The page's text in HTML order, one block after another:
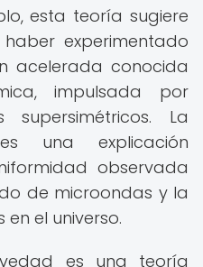
esta teoría sugiere
experimentado
acelerada conocida
impulsada por
supersimétricos. La
una explicación
observada
de microondas y la
el universo.
es una teoría